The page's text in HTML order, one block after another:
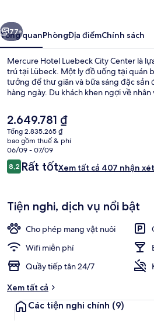
Center
Tiếp
77+
Tổng quanPhòngĐịa điểmChính sách
Mercure Hotel Luebeck City Center là
trú tại Lübeck. Một ly đồ uống tại quán
tưởng để thư giãn và bữa sáng đặc sản
hàng ngày. Du khách khen ngợi về
Giá
hiện
tại
là
2.649.781 ₫
2.649.781 ₫
Tổng 2.835.265 ₫
bao gồm thuế & phí
06/09 - 07/09
Nhận
xét
8,28,2 trên 10,
Rất tốtXem tất cả 407 nhận xét
Tiện nghi, dịch vụ nổi bật
Cho phép mang vật nuôi
Wifi miễn phí
Quầy tiếp tân 24/7
Xem tất cả
Các tiện nghi chính (9)